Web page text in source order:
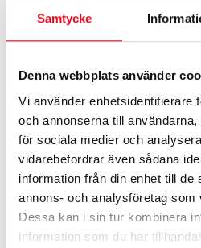
Samtycke
Denna webbplats använder
Vi använder enhetsidentifierare
och annonserna till
för sociala medier och
vidarebefordrar även sådana
information från din enhet till de
annons- och analysföretag som
Dessa kan i sin tur kombinera
information som du har
Flamskyddad undertröja
647,20krexkl. moms 1